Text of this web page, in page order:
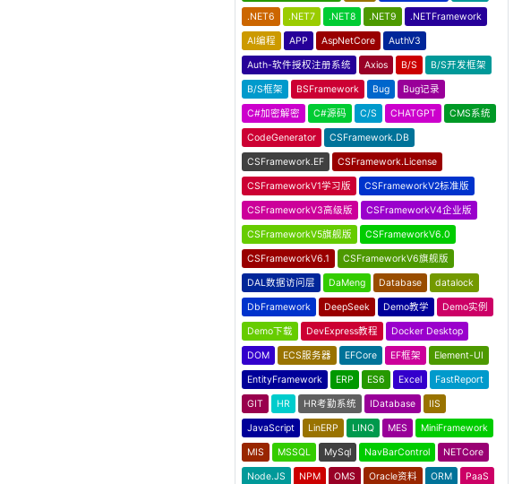
.NET6 .NET7 .NET8 .NET9 .NETFramework
AI编程 APP AspNetCore AuthV3
Auth-软件授权注册系统 Axios B/S B/S开发框架
B/S框架 BSFramework Bug Bug记录
C#加密解密 C#源码 C/S CHATGPT CMS系统
CodeGenerator CSFramework.DB
CSFramework.EF CSFramework.License
CSFrameworkV1学习版 CSFrameworkV2标准版
CSFrameworkV3高级版 CSFrameworkV4企业版
CSFrameworkV5旗舰版 CSFrameworkV6.0
CSFrameworkV6.1 CSFrameworkV6旗舰版
DAL数据访问层 DaMeng Database datalock
DbFramework DeepSeek Demo教学 Demo实例
Demo下载 DevExpress教程 Docker Desktop
DOM ECS服务器 EFCore EF框架 Element-UI
EntityFramework ERP ES6 Excel FastReport
GIT HR HR考勤系统 IDatabase IIS
JavaScript LinERP LINQ MES MiniFramework
MIS MSSQL MySql NavBarControl NETCore
Node.JS NPM OMS Oracle资料 ORM PaaS